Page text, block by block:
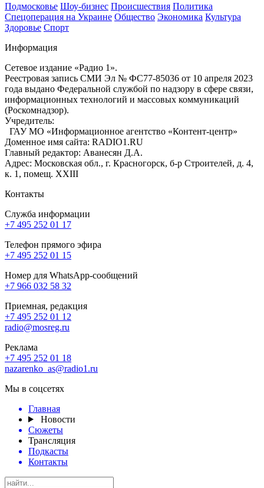
Подмосковье Шоу-бизнес Происшествия Политика
Спецоперация на Украине Общество Экономика Культура
Здоровье Спорт
Информация
Сетевое издание «Радио 1».
Реестровая запись СМИ Эл № ФС77-85036 от 10 апреля 2023
года выдано Федеральной службой по надзору в сфере связи,
информационных технологий и массовых коммуникаций
(Роскомнадзор).
Учредитель:
ГАУ МО «Информационное агентство «Контент-центр»
Доменное имя сайта: RADIO1.RU
Главный редактор: Аванесян Д.А.
Адрес: Московская обл., г. Красногорск, б-р Строителей, д. 4,
к. 1, помещ. XXIII
Контакты
Служба информации
+7 495 252 01 17
Телефон прямого эфира
+7 495 252 01 15
Номер для WhatsApp-сообщений
+7 966 032 58 32
Приемная, редакция
+7 495 252 01 12
radio@mosreg.ru
Реклама
+7 495 252 01 18
nazarenko_as@radio1.ru
Мы в соцсетях
Главная
Новости
Сюжеты
Трансляция
Подкасты
Контакты